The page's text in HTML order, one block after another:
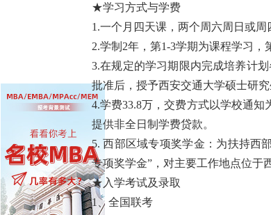
★学习方式与学费
1.一个月四天课，两个周六周日或周
2.学制2年，第1-3学期为课程学习，
3.在规定的学习期限内完成培养计
批准后，授予西安交通大学硕士研究
4.学费33.8万，交费方式以学校通
提供非全日制学费贷款。
5. 西部区域专项奖学金：为扶持西
专项奖学金”，对主要工作地点位于
★入学考试及录取
1、全国联考